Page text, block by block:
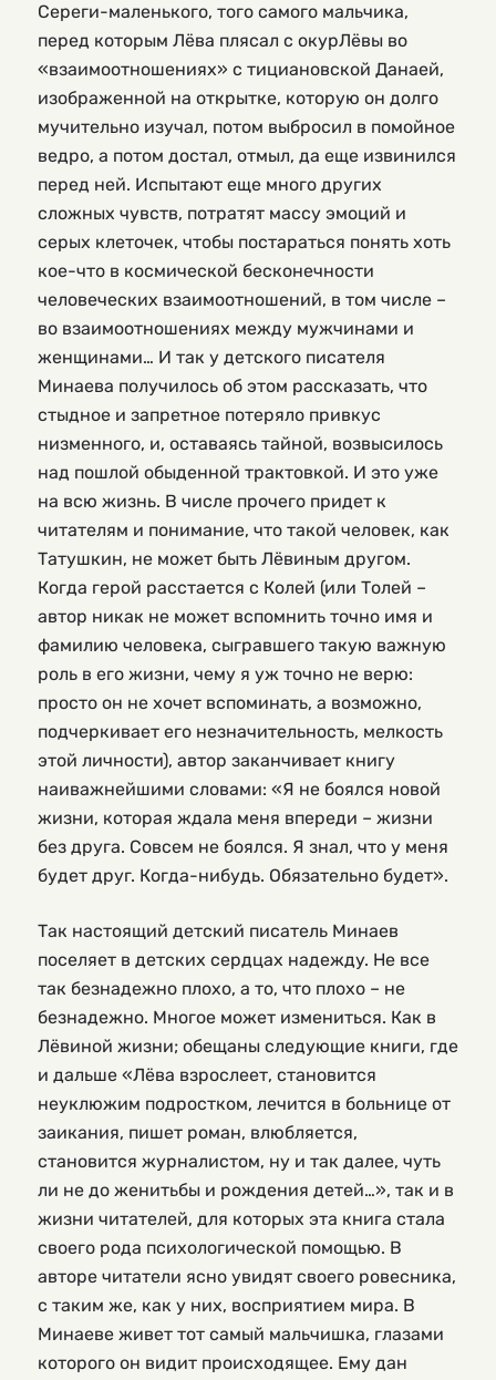
Сереги-маленького, того самого мальчика,
перед которым Лёва плясал с окурЛёвы во
«взаимоотношениях» с тициановской Данаей,
изображенной на открытке, которую он долго
мучительно изучал, потом выбросил в помойное
ведро, а потом достал, отмыл, да еще извинился
перед ней. Испытают еще много других
сложных чувств, потратят массу эмоций и
серых клеточек, чтобы постараться понять хоть
кое-что в космической бесконечности
человеческих взаимоотношений, в том числе –
во взаимоотношениях между мужчинами и
женщинами… И так у детского писателя
Минаева получилось об этом рассказать, что
стыдное и запретное потеряло привкус
низменного, и, оставаясь тайной, возвысилось
над пошлой обыденной трактовкой. И это уже
на всю жизнь. В числе прочего придет к
читателям и понимание, что такой человек, как
Татушкин, не может быть Лёвиным другом.
Когда герой расстается с Колей (или Толей –
автор никак не может вспомнить точно имя и
фамилию человека, сыгравшего такую важную
роль в его жизни, чему я уж точно не верю:
просто он не хочет вспоминать, а возможно,
подчеркивает его незначительность, мелкость
этой личности), автор заканчивает книгу
наиважнейшими словами: «Я не боялся новой
жизни, которая ждала меня впереди – жизни
без друга. Совсем не боялся. Я знал, что у меня
будет друг. Когда-нибудь. Обязательно будет».
Так настоящий детский писатель Минаев
поселяет в детских сердцах надежду. Не все
так безнадежно плохо, а то, что плохо – не
безнадежно. Многое может измениться. Как в
Лёвиной жизни; обещаны следующие книги, где
и дальше «Лёва взрослеет, становится
неуклюжим подростком, лечится в больнице от
заикания, пишет роман, влюбляется,
становится журналистом, ну и так далее, чуть
ли не до женитьбы и рождения детей…», так и в
жизни читателей, для которых эта книга стала
своего рода психологической помощью. В
авторе читатели ясно увидят своего ровесника,
с таким же, как у них, восприятием мира. В
Минаеве живет тот самый мальчишка, глазами
которого он видит происходящее. Ему дан